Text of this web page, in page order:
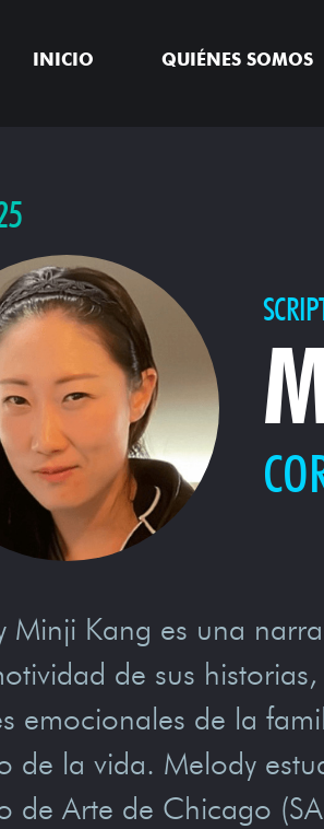
INICIO QUIÉNES SOMOS
Minji Kang es una
de sus
emocionales de la
de la vida. Melody
de Arte de Chicago